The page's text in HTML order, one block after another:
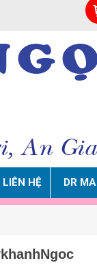
LIÊN HỆ DR